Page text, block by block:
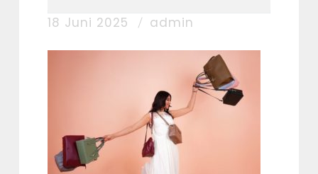
18 Juni 2025 admin